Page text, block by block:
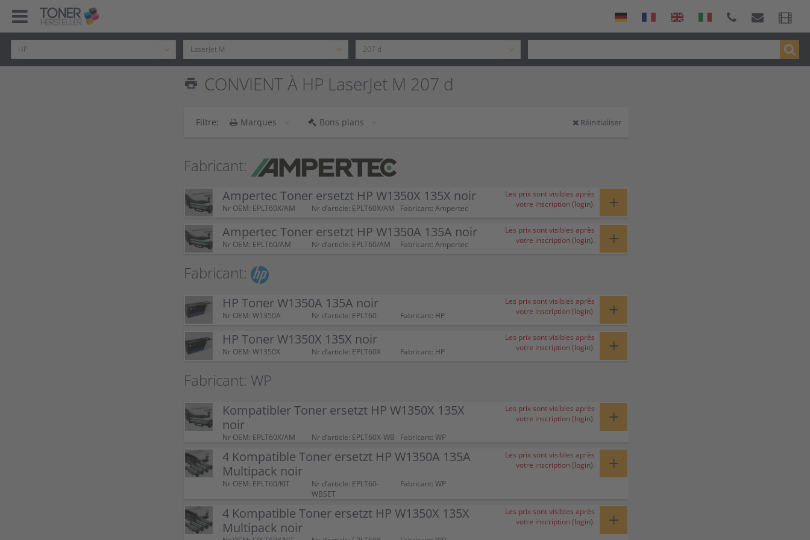
print CONVIENT À HP LaserJet M 207 d
Filtre: Marques Bons plans Réinitialiser
Fabricant:
Ampertec Toner ersetzt HP W1350X 135X noir
Nr OEM: EPLT60X/AM Nr d’article: EPLT60X/AM Fabricant: Ampertec
Les prix sont visibles après
votre inscription (login).
+
Ampertec Toner ersetzt HP W1350A 135A noir
Nr OEM: EPLT60/AM Nr d’article: EPLT60/AM Fabricant: Ampertec
Les prix sont visibles après
votre inscription (login).
+
Fabricant:
HP Toner W1350A 135A noir
Nr OEM: W1350A Nr d’article: EPLT60 Fabricant: HP
Les prix sont visibles après
votre inscription (login).
+
HP Toner W1350X 135X noir
Nr OEM: W1350X Nr d’article: EPLT60X Fabricant: HP
Les prix sont visibles après
votre inscription (login).
+
Fabricant: WP
Kompatibler Toner ersetzt HP W1350X 135X
noir
Nr OEM: EPLT60X/AM Nr d’article: EPLT60X-WB Fabricant: WP
Les prix sont visibles après
votre inscription (login).
+
4 Kompatible Toner ersetzt HP W1350A 135A
Multipack noir
Nr OEM: EPLT60/KIT
Nr d’article: EPLT60-
WBSET
Fabricant: WP
Les prix sont visibles après
votre inscription (login).
+
4 Kompatible Toner ersetzt HP W1350X 135X
Multipack noir
Les prix sont visibles après
votre inscription (login).
+